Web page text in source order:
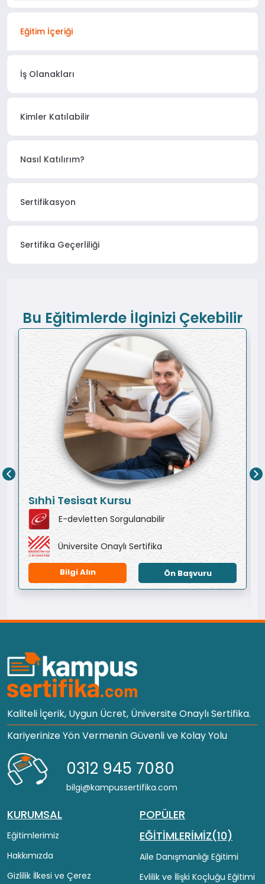
Eğitim İçeriği
İş Olanakları
Kimler Katılabilir
Nasıl Katılırım?
Sertifikasyon
Sertifika Geçerliliği
Bu Eğitimlerde İlginizi Çekebilir
Sıhhi Tesisat Kursu
E-devletten Sorgulanabilir
Üniversite Onaylı Sertifika
Bilgi Alın Ön Başvuru
Kaliteli İçerik, Uygun Ücret, Üniversite Onaylı Sertifika.
Kariyerinize Yön Vermenin Güvenli ve Kolay Yolu
0312 945 7080
bilgi@kampussertifika.com
KURUMSAL
Eğitimlerimiz
Hakkımızda
Gizlilik İlkesi ve Çerez
POPÜLER
EĞİTİMLERİMİZ(10)
Aile Danışmanlığı Eğitimi
Evlilik ve İlişki Koçluğu Eğitimi